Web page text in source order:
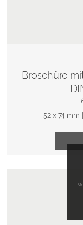
Broschüre
52 x 74 mm